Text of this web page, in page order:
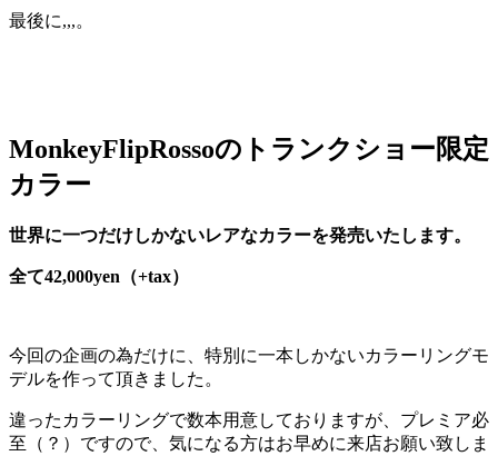
最後に,,,。
MonkeyFlipRossoのトランクショー限定
カラー
世界に一つだけしかないレアなカラーを発売いたします。
全て42,000yen（+tax）
今回の企画の為だけに、特別に一本しかないカラーリングモ
デルを作って頂きました。
違ったカラーリングで数本用意しておりますが、プレミア必
至（？）ですので、気になる方はお早めに来店お願い致しま